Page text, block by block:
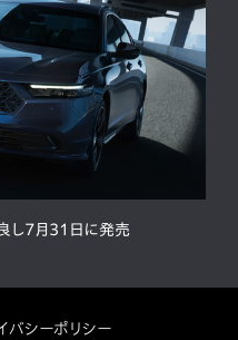
し7月31日に発売
バシーポリシー